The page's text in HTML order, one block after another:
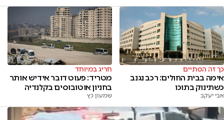
כך זה הסתיים
אימה בבית החולים: רכב נגנב
כשתינוק בתוכו
אבי יעקב
חריג במיוחד
מטריד: פעוט דובר אידיש אותר
בחניון אוטובוסים בקלנדיה
שמעון כץ